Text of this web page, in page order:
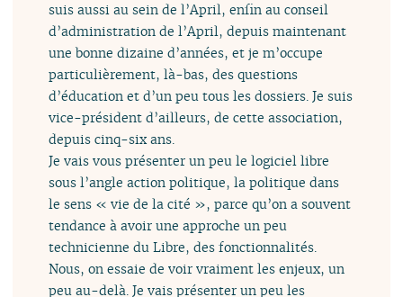
suis aussi au sein de l’April, enfin au conseil
d’administration de l’April, depuis maintenant
une bonne dizaine d’années, et je m’occupe
particulièrement, là-bas, des questions
d’éducation et d’un peu tous les dossiers. Je suis
vice-président d’ailleurs, de cette association,
depuis cinq-six ans.
Je vais vous présenter un peu le logiciel libre
sous l’angle action politique, la politique dans
le sens « vie de la cité », parce qu’on a souvent
tendance à avoir une approche un peu
technicienne du Libre, des fonctionnalités.
Nous, on essaie de voir vraiment les enjeux, un
peu au-delà. Je vais présenter un peu les